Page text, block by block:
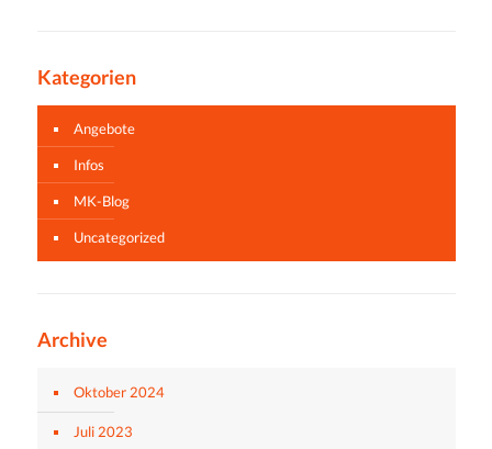
Kategorien
Angebote
Infos
MK-Blog
Uncategorized
Archive
Oktober 2024
Juli 2023